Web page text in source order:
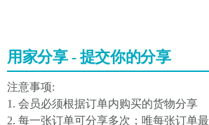
用家分享 - 提交你的分享
注意事项:
1. 会员必须根据订单内购买的货物分享
2. 每一张订单可分享多次；唯每张订单最